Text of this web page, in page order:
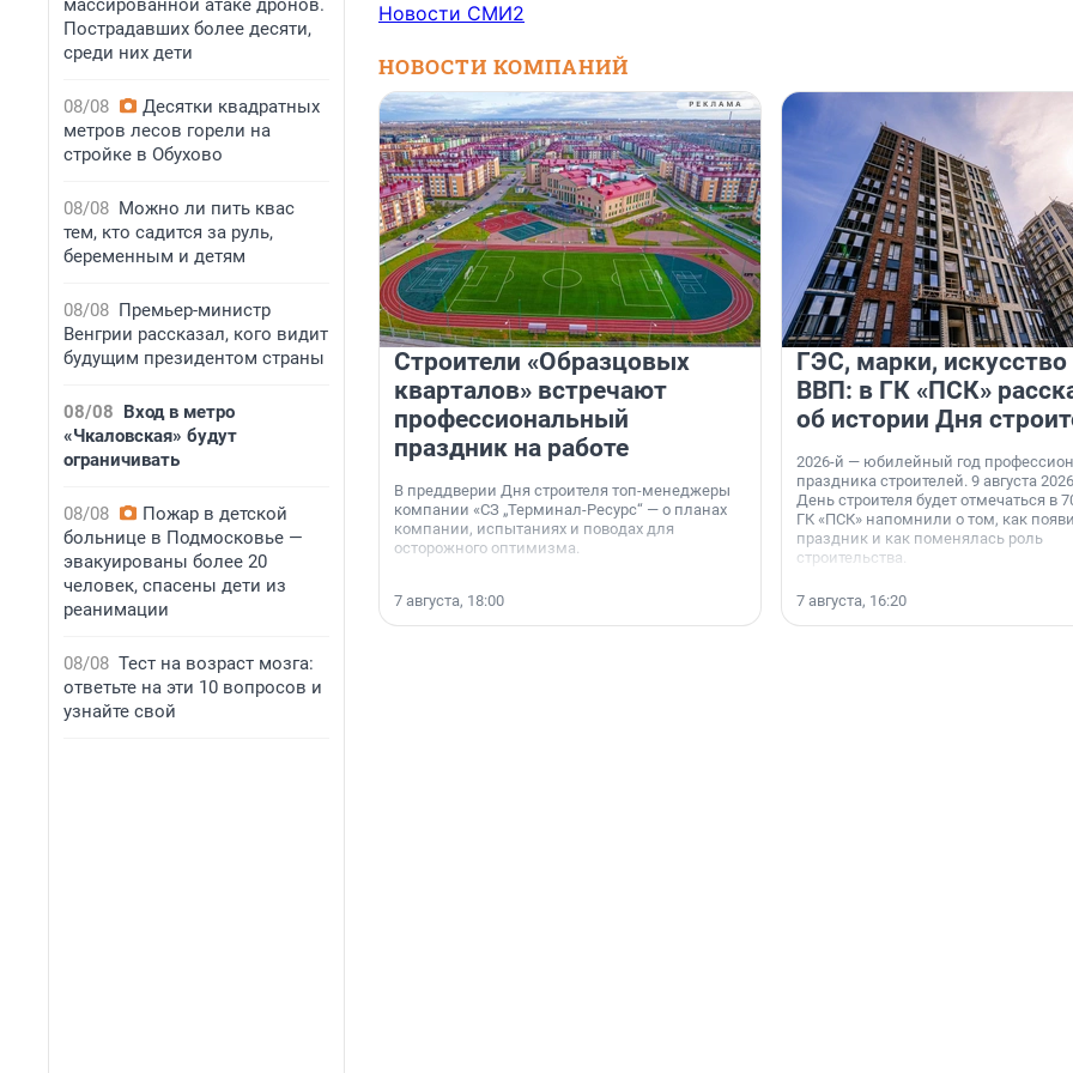
массированной атаке дронов.
Пострадавших более десяти,
среди них дети
08/08
Десятки квадратных
метров лесов горели на
стройке в Обухово
08/08 Можно ли пить квас
тем, кто садится за руль,
беременным и детям
08/08 Премьер-министр
Венгрии рассказал, кого видит
будущим президентом страны
08/08 Вход в метро
«Чкаловская» будут
ограничивать
08/08
Пожар в детской
больнице в Подмосковье —
эвакуированы более 20
человек, спасены дети из
реанимации
08/08 Тест на возраст мозга:
ответьте на эти 10 вопросов и
узнайте свой
Новости СМИ2
НОВОСТИ КОМПАНИЙ
Строители «Образцовых
кварталов» встречают
профессиональный
праздник на работе
В преддверии Дня строителя топ-менеджеры
компании «СЗ „Терминал-Ресурс“ — о планах
компании, испытаниях и поводах для
осторожного оптимизма.
7 августа, 18:00
ГЭС, марки, искусство
ВВП: в ГК «ПСК»
об истории Дня
2026-й — юбилейный год
праздника строителей. 9 августа
День строителя будет отмечаться в
ГК «ПСК» напомнили о том, как
праздник и как поменялась роль
строительства.
7 августа, 16:20